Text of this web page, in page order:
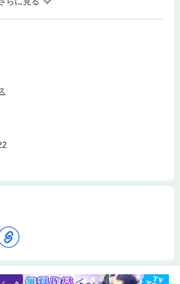
なりました。これってフツー？フツーな
橋本さんが行きたくないなら、いかない
たいもん！！」